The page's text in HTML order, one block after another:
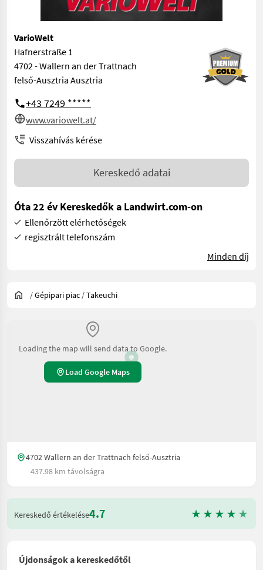
VarioWelt
Hafnerstraße 1
4702 - Wallern an der Trattnach
felső-Ausztria Ausztria
+43 7249 *****
www.variowelt.at/
Visszahívás kérése
Kereskedő adatai
Óta 22 év Kereskedők a Landwirt.com-on
Ellenőrzött elérhetőségek
regisztrált telefonszám
Minden díj
/Gépipari piac /Takeuchi
Loading the map will send data to Google.
Load Google Maps
4702 Wallern an der Trattnach felső-Ausztria
437.98 km távolságra
Kereskedő értékelése4.7
Újdonságok a kereskedőtől